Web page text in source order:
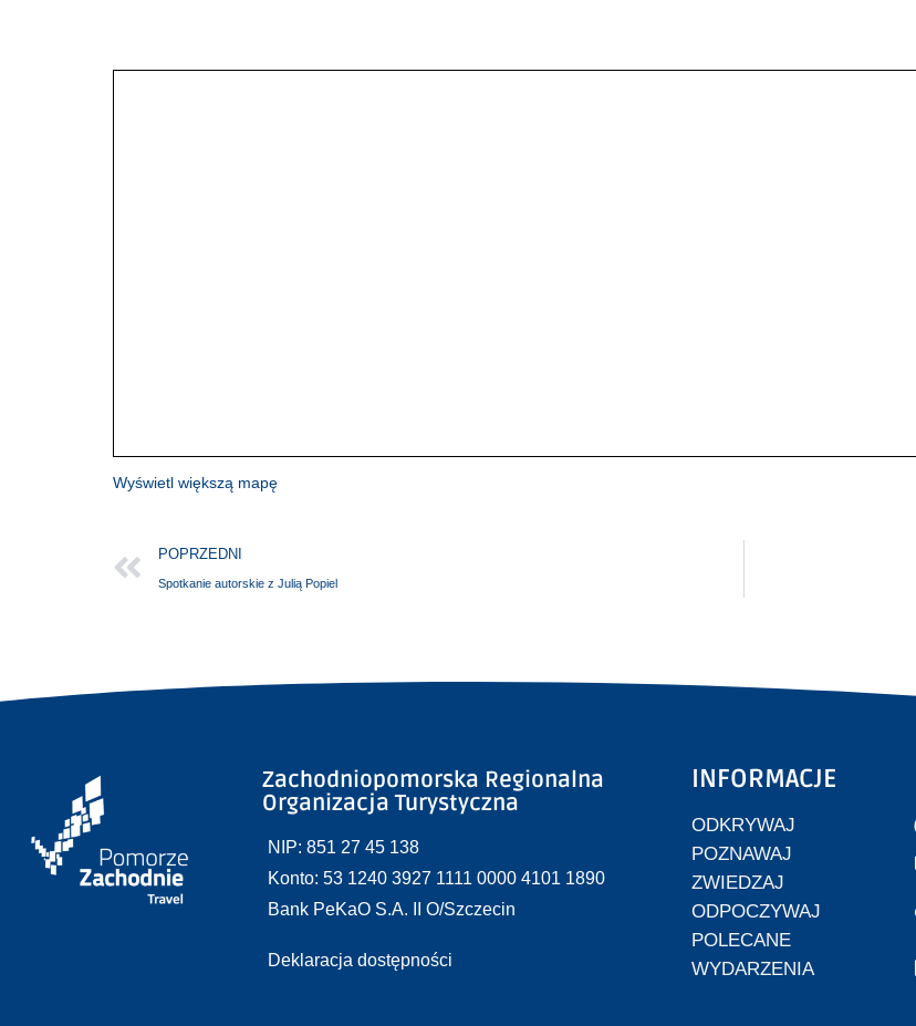
Wyświetl większą mapę
POPRZEDNI
Spotkanie autorskie z Julią Popiel
Zachodniopomorska Regionalna
Organizacja Turystyczna
NIP: 851 27 45 138
Konto: 53 1240 3927 1111 0000 4101 1890
Bank PeKaO S.A. II O/Szczecin
Deklaracja dostępności
INFORMACJE
ODKRYWAJ
POZNAWAJ
ZWIEDZAJ
ODPOCZYWAJ
POLECANE
WYDARZENIA